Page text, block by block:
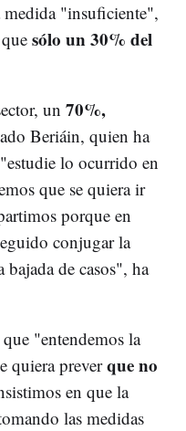
medida "insuficiente",
sólo un 30% del
un 70%,
Beriáin, quien ha
lo ocurrido en
que se quiera ir
porque en
conjugar la
bajada de casos", ha
"entendemos la
quiera preverque no
en que la
las medidas